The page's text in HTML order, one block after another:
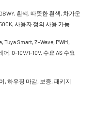
흰색, 따뜻한 흰색, 차가운
사용자 정의 사용 가능
Tuya Smart, Z-Wave, PWM,
, 0-10V/1-10V, 수요 AS 수요
, 하우징 마감, 보증, 패키지